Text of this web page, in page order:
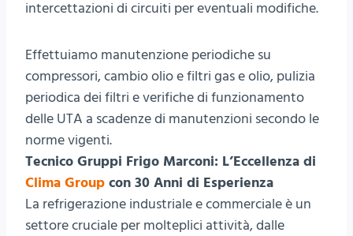
intercettazioni di circuiti per eventuali modifiche.
Effettuiamo manutenzione periodiche su
compressori, cambio olio e filtri gas e olio, pulizia
periodica dei filtri e verifiche di funzionamento
delle UTA a scadenze di manutenzioni secondo le
norme vigenti.
Tecnico Gruppi Frigo Marconi: L’Eccellenza di
Clima Group con 30 Anni di Esperienza
La refrigerazione industriale e commerciale è un
settore cruciale per molteplici attività, dalle